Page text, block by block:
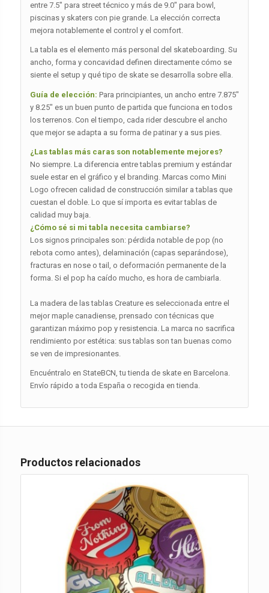
entre 7.5″ para street técnico y más de 9.0″ para bowl,
piscinas y skaters con pie grande. La elección correcta
mejora notablemente el control y el comfort.
La tabla es el elemento más personal del skateboarding. Su
ancho, forma y concavidad definen directamente cómo se
siente el setup y qué tipo de skate se desarrolla sobre ella.
Guía de elección: Para principiantes, un ancho entre 7.875″
y 8.25″ es un buen punto de partida que funciona en todos
los terrenos. Con el tiempo, cada rider descubre el ancho
que mejor se adapta a su forma de patinar y a sus pies.
¿Las tablas más caras son notablemente mejores?
No siempre. La diferencia entre tablas premium y estándar
suele estar en el gráfico y el branding. Marcas como Mini
Logo ofrecen calidad de construcción similar a tablas que
cuestan el doble. Lo que sí importa es evitar tablas de
calidad muy baja.
¿Cómo sé si mi tabla necesita cambiarse?
Los signos principales son: pérdida notable de pop (no
rebota como antes), delaminación (capas separándose),
fracturas en nose o tail, o deformación permanente de la
forma. Si el pop ha caído mucho, es hora de cambiarla.
La madera de las tablas Creature es seleccionada entre el
mejor maple canadiense, prensado con técnicas que
garantizan máximo pop y resistencia. La marca no sacrifica
rendimiento por estética: sus tablas son tan buenas como
se ven de impresionantes.
Encuéntralo en StateBCN, tu tienda de skate en Barcelona.
Envío rápido a toda España o recogida en tienda.
Productos relacionados